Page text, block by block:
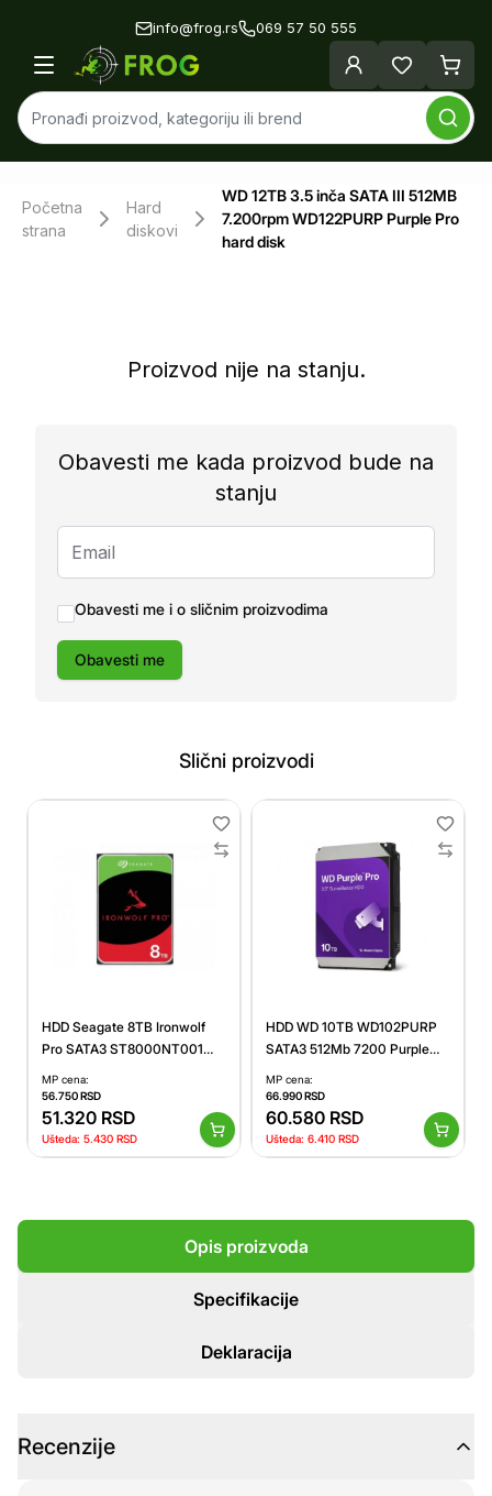
info@frog.rs 069 57 50 555
Početna
strana
Hard
diskovi
WD 12TB 3.5 inča SATA III 512MB
7.200rpm WD122PURP Purple Pro
hard disk
Proizvod nije na stanju.
Obavesti me kada proizvod bude na
stanju
Obavesti me i o sličnim proizvodima
Obavesti me
Slični proizvodi
HDD Seagate 8TB Ironwolf
Pro SATA3 ST8000NT001
7200rpm 256MB
MP cena:
56.750RSD
51.320 RSD
Ušteda: 5.430 RSD
HDD WD 10TB WD102PURP
SATA3 512Mb 7200 Purple
Pro
MP cena:
66.990RSD
60.580 RSD
Ušteda: 6.410 RSD
Opis proizvoda
Specifikacije
Deklaracija
Recenzije